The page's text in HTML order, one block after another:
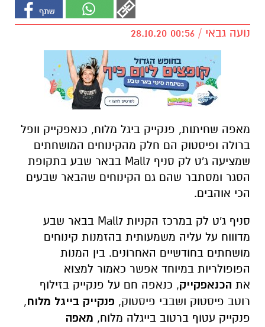
נועה גבאי / 00:56 28.10.20
מאפה שחיתות, פנקייק ביגל מלוח, כנאפקייק וופל
ברולה ופיסטוק הם חלק מהקינוחים המושחתים
שמציעה ג'ט לק סניף Mall7 בבאר שבע בתקופת
הסגר ומסתבר שהם גם הקינוחים שהבאר שבעים
הכי אוהבים.
סניף ג'ט לק במרכז הקניות Mall7 בבאר שבע
מדוווח על עליה משמעותית בהזמנות קינוחים
מושחתים בחודשיים האחרונים. בין המנות
הפופולריות במיוחד אפשר כאמור למצוא
את הכנאפקייק, כנאפה חם על פנקייק בזילוף
רוטב פיסטוק ושבבי פיסטוק, פנקייק בייגל מלוח,
פנקייק עטוף ברטוב בייגלה מלוח, מאפה